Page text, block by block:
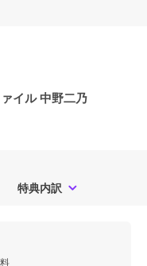
イル 中野二乃
特典内訳